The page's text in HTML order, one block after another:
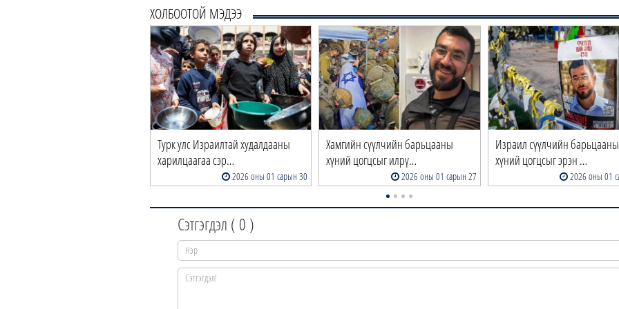
ХОЛБООТОЙ МЭДЭЭ
Турк улс Израилтай худалдааны
харилцаагаа сэр…
2026 оны 01 сарын 30
Хамгийн сүүлчийн барьцааны
хүний цогцсыг илрү…
2026 оны 01 сарын 27
Израил сүүлчийн барьцааны
хүний цогцсыг эрэн …
2026 оны 01
Сэтгэгдэл ( 0 )